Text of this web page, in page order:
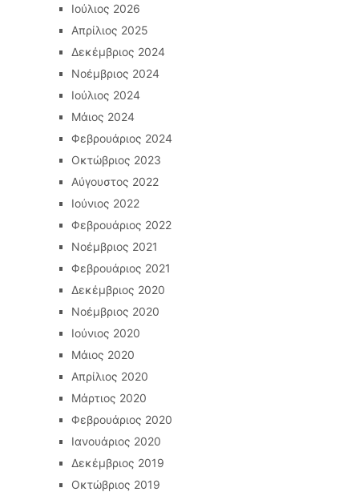
Ιούλιος 2026
Απρίλιος 2025
Δεκέμβριος 2024
Νοέμβριος 2024
Ιούλιος 2024
Μάιος 2024
Φεβρουάριος 2024
Οκτώβριος 2023
Αύγουστος 2022
Ιούνιος 2022
Φεβρουάριος 2022
Νοέμβριος 2021
Φεβρουάριος 2021
Δεκέμβριος 2020
Νοέμβριος 2020
Ιούνιος 2020
Μάιος 2020
Απρίλιος 2020
Μάρτιος 2020
Φεβρουάριος 2020
Ιανουάριος 2020
Δεκέμβριος 2019
Οκτώβριος 2019